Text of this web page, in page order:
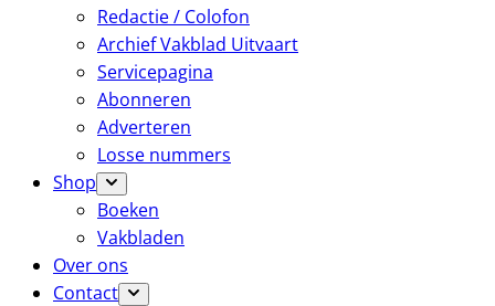
Redactie / Colofon
Archief Vakblad Uitvaart
Servicepagina
Abonneren
Adverteren
Losse nummers
Shop
Boeken
Vakbladen
Over ons
Contact